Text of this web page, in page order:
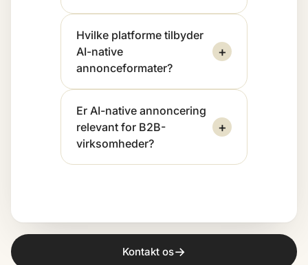
Hvilke platforme tilbyder
AI-native
annonceformater?
+
Er AI-native annoncering
relevant for B2B-
virksomheder?
+
Kontakt os→